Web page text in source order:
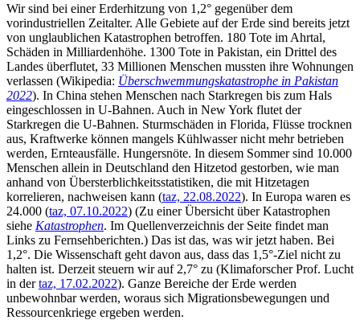
Wir sind bei einer Erderhitzung von 1,2° gegenüber dem
vorindustriellen Zeitalter. Alle Gebiete auf der Erde sind bereits jetzt
von unglaublichen Katastrophen betroffen. 180 Tote im Ahrtal,
Schäden in Milliardenhöhe. 1300 Tote in Pakistan, ein Drittel des
Landes überflutet, 33 Millionen Menschen mussten ihre Wohnungen
verlassen (Wikipedia: Überschwemmungskatastrophe in Pakistan
2022). In China stehen Menschen nach Starkregen bis zum Hals
eingeschlossen in U-Bahnen. Auch in New York flutet der
Starkregen die U-Bahnen. Sturmschäden in Florida, Flüsse trocknen
aus, Kraftwerke können mangels Kühlwasser nicht mehr betrieben
werden, Ernteausfälle. Hungersnöte. In diesem Sommer sind 10.000
Menschen allein in Deutschland den Hitzetod gestorben, wie man
anhand von Übersterblichkeitsstatistiken, die mit Hitzetagen
korrelieren, nachweisen kann (taz, 22.08.2022). In Europa waren es
24.000 (taz, 07.10.2022) (Zu einer Übersicht über Katastrophen
siehe Katastrophen. Im Quellenverzeichnis der Seite findet man
Links zu Fernsehberichten.) Das ist das, was wir jetzt haben. Bei
1,2°. Die Wissenschaft geht davon aus, dass das 1,5°-Ziel nicht zu
halten ist. Derzeit steuern wir auf 2,7° zu (Klimaforscher Prof. Lucht
in dertaz, 17.02.2022). Ganze Bereiche der Erde werden
unbewohnbar werden, woraus sich Migrationsbewegungen und
Ressourcenkriege ergeben werden.